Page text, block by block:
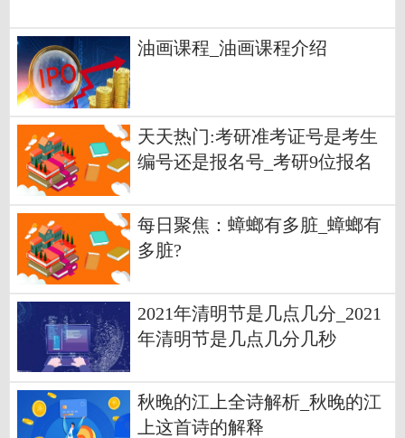
油画课程_油画课程介绍
天天热门:考研准考证号是考生
编号还是报名号_考研9位报名
每日聚焦：蟑螂有多脏_蟑螂有
多脏?
2021年清明节是几点几分_2021
年清明节是几点几分几秒
秋晚的江上全诗解析_秋晚的江
上这首诗的解释